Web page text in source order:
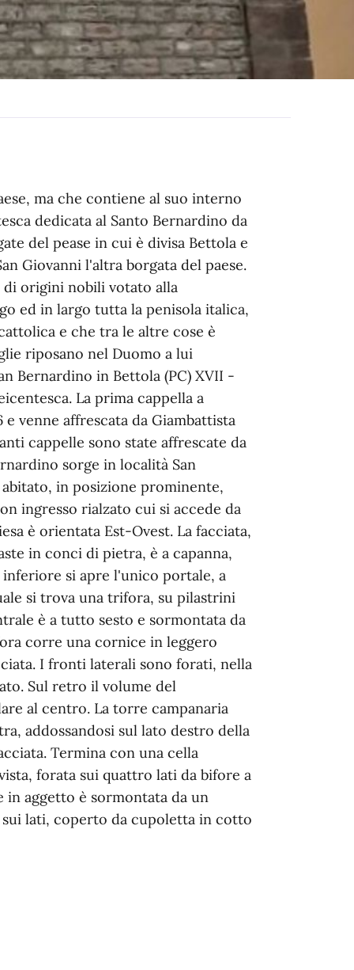
ma che contiene al suo interno
dedicata al Santo Bernardino da
del pease in cui è divisa Bettola e
Giovanni l'altra borgata del paese.
di origini nobili votato alla
ed in largo tutta la penisola italica,
e che tra le altre cose è
riposano nel Duomo a lui
Bernardino in Bettola (PC) XVII -
La prima cappella a
e venne affrescata da Giambattista
cappelle sono state affrescate da
sorge in località San
in posizione prominente,
ingresso rialzato cui si accede da
è orientata Est-Ovest. La facciata,
in conci di pietra, è a capanna,
si apre l'unico portale, a
si trova una trifora, su pilastrini
è a tutto sesto e sormontata da
corre una cornice in leggero
I fronti laterali sono forati, nella
Sul retro il volume del
al centro. La torre campanaria
addossandosi sul lato destro della
Termina con una cella
forata sui quattro lati da bifore a
aggetto è sormontata da un
lati, coperto da cupoletta in cotto